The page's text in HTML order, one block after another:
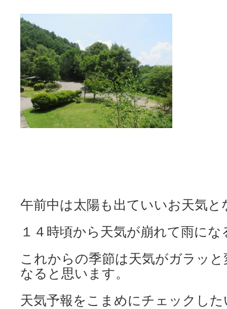
午前中は太陽も出ていいお天気
１４時頃から天気が崩れて雨に
これからの季節は天気がガラッ
なると思います。
天気予報をこまめにチェックし